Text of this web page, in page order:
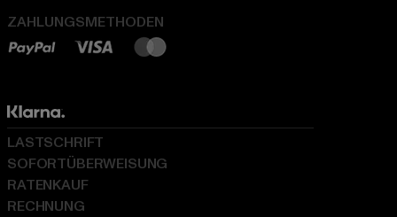
ZAHLUNGSMETHODEN
LASTSCHRIFT
SOFORTÜBERWEISUNG
RATENKAUF
RECHNUNG